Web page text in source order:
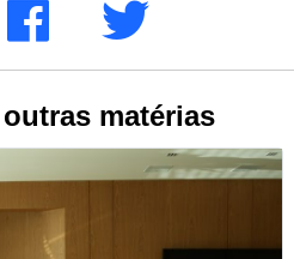
matérias